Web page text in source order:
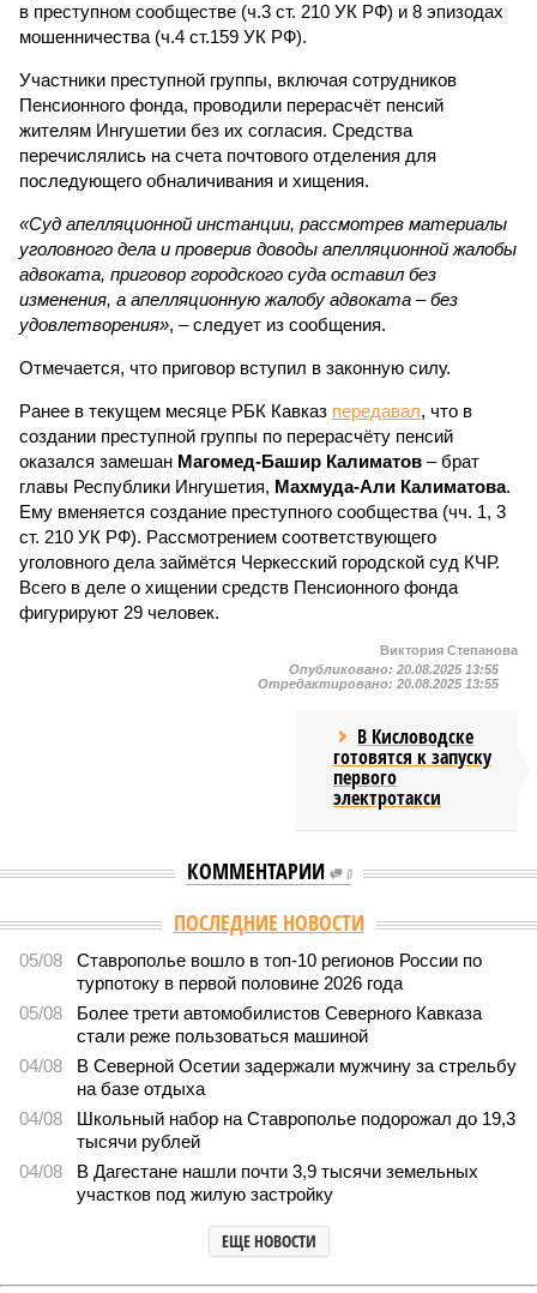
в преступном сообществе (ч.3 ст. 210 УК РФ) и 8 эпизодах
мошенничества (ч.4 ст.159 УК РФ).
Участники преступной группы, включая сотрудников
Пенсионного фонда, проводили перерасчёт пенсий
жителям Ингушетии без их согласия. Средства
перечислялись на счета почтового отделения для
последующего обналичивания и хищения.
«Суд апелляционной инстанции, рассмотрев материалы
уголовного дела и проверив доводы апелляционной жалобы
адвоката, приговор городского суда оставил без
изменения, а апелляционную жалобу адвоката – без
удовлетворения», – следует из сообщения.
Отмечается, что приговор вступил в законную силу.
Ранее в текущем месяце РБК Кавказ передавал, что в
создании преступной группы по перерасчёту пенсий
оказался замешан Магомед-Башир Калиматов – брат
главы Республики Ингушетия, Махмуда-Али Калиматова.
Ему вменяется создание преступного сообщества (чч. 1, 3
ст. 210 УК РФ). Рассмотрением соответствующего
уголовного дела займётся Черкесский городской суд КЧР.
Всего в деле о хищении средств Пенсионного фонда
фигурируют 29 человек.
Виктория Степанова
Опубликовано: 20.08.2025 13:55
Отредактировано: 20.08.2025 13:55
В Кисловодске
готовятся к запуску
первого
электротакси
КОММЕНТАРИИ 0
ПОСЛЕДНИЕ НОВОСТИ
05/08
Ставрополье вошло в топ-10 регионов России по
турпотоку в первой половине 2026 года
05/08
Более трети автомобилистов Северного Кавказа
стали реже пользоваться машиной
04/08
В Северной Осетии задержали мужчину за стрельбу
на базе отдыха
04/08
Школьный набор на Ставрополье подорожал до 19,3
тысячи рублей
04/08
В Дагестане нашли почти 3,9 тысячи земельных
участков под жилую застройку
ЕЩЕ НОВОСТИ